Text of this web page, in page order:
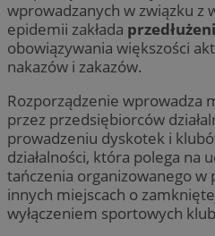
wprowadzanych w związku z
epidemii zakłada
obowiązywania większości
nakazów i zakazów.
Rozporządzenie wprowadza
przez przedsiębiorców
prowadzeniu dyskotek i
działalności, która polega na
tańczenia organizowanego w
innych miejscach o
wyłączeniem sportowych